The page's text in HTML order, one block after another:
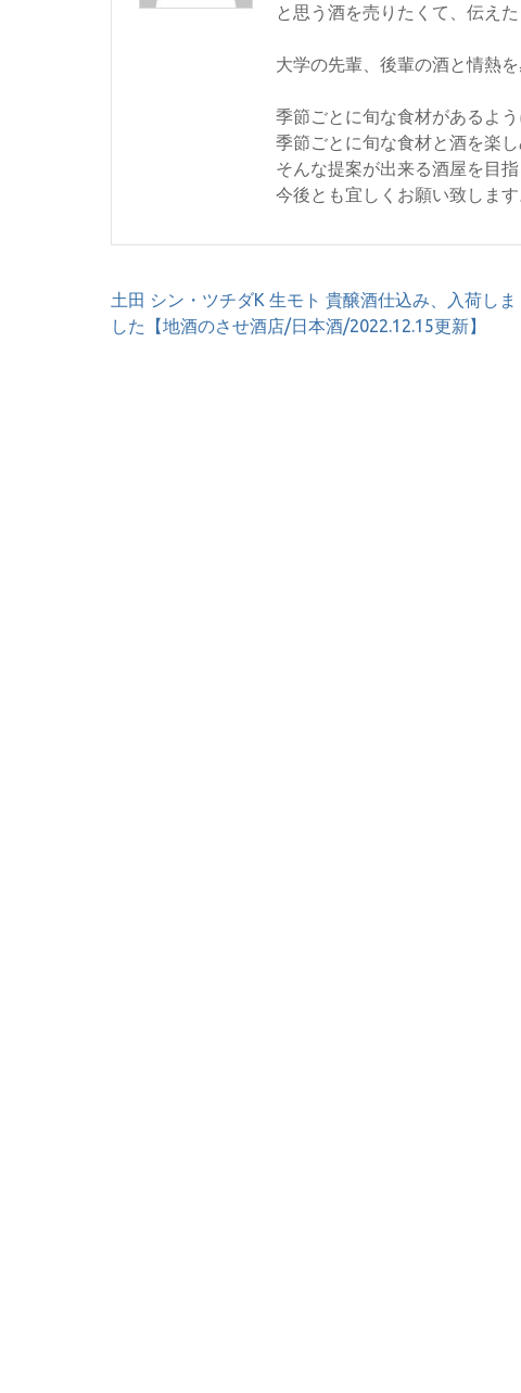
と思う酒を売りたくて、伝え
大学の先輩、後輩の酒と情熱
季節ごとに旬な食材があるよ
季節ごとに旬な食材と酒を楽
そんな提案が出来る酒屋を目
今後とも宜しくお願い致します
投
稿
土田 シン・ツチダK 生モト 貴醸酒仕込み、入荷しま
した【地酒のさせ酒店/日本酒/2022.12.15更新】